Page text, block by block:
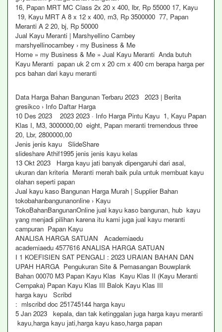
16, Papan MRT MC Class 2x 20 x 400, lbr, Rp 55000 17, Kayu
19, Kayu MRT A 8 x 12 x 400, m3, Rp 3500000 77, Papan
Meranti A 2 20, bj, Rp 50000
Jual Kayu Meranti | Marshyellino Cambey
marshyellinocambey › my Business & Me
Home » my Business & Me » Jual Kayu Meranti Anda butuh
Kayu Meranti papan uk 2 cm x 20 cm x 400 cm berapa harga per
pcs bahan dari kayu meranti
Data Harga Bahan Bangunan Terbaru 2023 2023 | Berita
gresikco › Info Daftar Harga
10 Des 2023 2023 2023 · Info Harga Pintu Kayu 1, Kayu Papan
Klas I, M3, 3000000,00 eight, Papan meranti tremendous three
20, Lbr, 2800000,00
Jenis jenis kayu SlideShare
slideshare Athif1995 jenis jenis kayu kelas
13 Okt 2023 Harga kayu jati banyak dipengaruhi dari asal,
ukuran dan kriteria Meranti merah baik pula untuk membuat kayu
olahan seperti papan
Jual kayu kaso Bangunan Harga Murah | Supplier Bahan
tokobahanbangunanonline › Kayu
TokoBahanBangunanOnline jual kayu kaso bangunan, hub kayu
yang menjadi pilihan karena itu kami juga jual kayu meranti
campuran Papan Kayu
ANALISA HARGA SATUAN Academiaedu
academiaedu 4577616 ANALISA HARGA SATUAN
I 1 KOEFISIEN SAT PENGALI : 2023 URAIAN BAHAN DAN
UPAH HARGA Pengukuran Site & Pemasangan Bouwplank
Bahan 00070 M3 Papan Kayu Klas Kayu Klas II (Kayu Meranti
Cempaka) Papan Kayu Klas III Balok Kayu Klas III
harga kayu Scribd
: mlscribd doc 251745144 harga kayu
5 Jan 2023 kepala, dan tak ketinggalan juga harga kayu meranti
kayu,harga kayu jati,harga kayu kaso,harga papan